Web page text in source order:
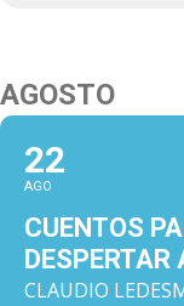
AGOSTO
22
AGO
CUENTOS
DESPERTAR
CLAUDIO